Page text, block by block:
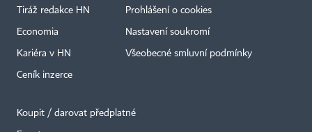
Tiráž redakce HN
Economia
Kariéra v HN
Ceník inzerce
Prohlášení o cookies
Nastavení soukromí
Všeobecné smluvní podmínky
Koupit / darovat předplatné